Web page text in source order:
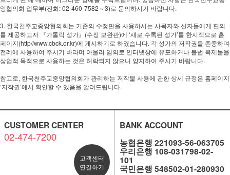
앙협의회 업무부(전화: 02-460-7582～3)로 문의하시기 바랍니다.
3. 한국천주교중앙협의회는 기존의 수정판을 사용하시는 사목자와 신자들에게 편의
를 제공하고자 『가톨릭 성가』(수정 보완판)에 ‘새로 수록된 성가’를 한시적으로 홈
페이지(http//www.cbck.or.kr)에 게시하기로 하였습니다. 각 성가의 저작권을 존중하며
전례에 사용하여 주시기 바라며 아울러 임의로 인터넷상에 유포하거나 불법 복제물을
상업적 목적으로 사용하는 것은 허락되지 않으니 양지하여 주시기 바랍니다.
참고로, 한국천주교중앙협의회가 관리하는 저작물 사용에 관한 상세 규정은 홈페이지
‘저작권’에서 확인할 수 있음을 알려드립니다.
CUSTOMER CENTER
02-474-7200
고객센터
연결하기
BANK ACCOUNT
농협은행 221093-56-063705
우리은행 108-031798-02-
101
국민은행 548502-01-280930